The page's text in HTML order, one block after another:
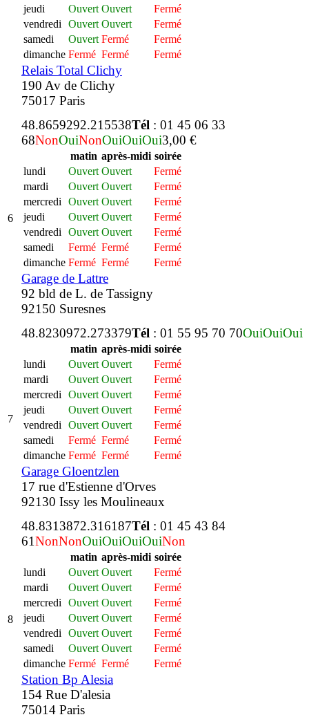
jeudi
Ouvert Ouvert
Fermé
vendredi
Ouvert Ouvert
Fermé
samedi
Ouvert Fermé
Fermé
dimanche Fermé Fermé Fermé
Relais Total Clichy
190 Av de Clichy
75017 Paris
6
48.8659292.215538Tél : 01 45 06 33
68NonOuiNonOuiOuiOui3,00 €
matin après-midi soirée
lundi
Ouvert Ouvert
Fermé
mardi
Ouvert Ouvert
Fermé
mercredi
Ouvert Ouvert
Fermé
jeudi
Ouvert Ouvert
Fermé
vendredi
Ouvert Ouvert
Fermé
samedi
Fermé Fermé
Fermé
dimanche Fermé Fermé Fermé
Garage de Lattre
92 bld de L. de Tassigny
92150 Suresnes
7
48.8230972.273379Tél : 01 55 95 70 70OuiOuiOui
matin après-midi soirée
lundi
Ouvert Ouvert
Fermé
mardi
Ouvert Ouvert
Fermé
mercredi
Ouvert Ouvert
Fermé
jeudi
Ouvert Ouvert
Fermé
vendredi
Ouvert Ouvert
Fermé
samedi
Fermé Fermé
Fermé
dimanche Fermé Fermé Fermé
Garage Gloentzlen
17 rue d'Estienne d'Orves
92130 Issy les Moulineaux
8
48.8313872.316187Tél : 01 45 43 84
61NonNonOuiOuiOuiOuiNon
matin après-midi soirée
lundi
Ouvert Ouvert
Fermé
mardi
Ouvert Ouvert
Fermé
mercredi
Ouvert Ouvert
Fermé
jeudi
Ouvert Ouvert
Fermé
vendredi
Ouvert Ouvert
Fermé
samedi
Ouvert Ouvert
Fermé
dimanche Fermé Fermé Fermé
Station Bp Alesia
154 Rue D'alesia
75014 Paris